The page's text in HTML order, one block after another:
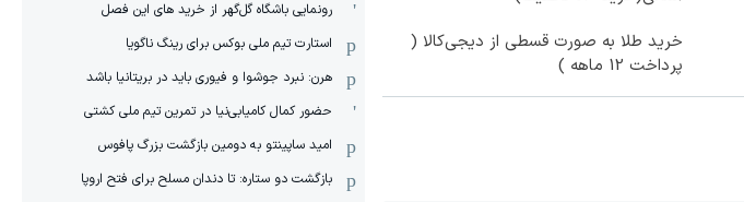
خرید طلا به صورت قسطی از دیجی‌کالا (
پرداخت 12 ماهه )
رونمایی باشگاه گل‌گهر از خرید های این فصل
استارت تیم ملی بوکس برای رینگ ناگویا
هرن: نبرد جوشوا و فیوری باید در بریتانیا باشد
حضور کمال کامیابی‌نیا در تمرین تیم ملی کشتی
امید ساپینتو به دومین بازگشت بزرگ پافوس
بازگشت دو ستاره: تا دندان مسلح برای فتح اروپا